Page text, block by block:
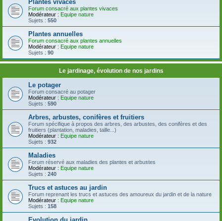
Plantes vivaces
Forum consacré aux plantes vivaces
Modérateur : Equipe nature
Sujets : 550
Plantes annuelles
Forum consacré aux plantes annuelles
Modérateur : Equipe nature
Sujets : 90
Le jardinage, évolution de nos jardins
Le potager
Forum consacré au potager
Modérateur : Equipe nature
Sujets : 590
Arbres, arbustes, conifères et fruitiers
Forum spécifique à propos des arbres, des arbustes, des conifères et des
fruitiers (plantation, maladies, taille...)
Modérateur : Equipe nature
Sujets : 932
Maladies
Forum réservé aux maladies des plantes et arbustes
Modérateur : Equipe nature
Sujets : 240
Trucs et astuces au jardin
Forum reprenant les trucs et astuces des amoureux du jardin et de la nature
Modérateur : Equipe nature
Sujets : 158